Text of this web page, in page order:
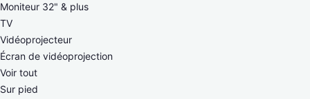
Moniteur 32" & plus
TV
Vidéoprojecteur
Écran de vidéoprojection
Voir tout
Sur pied